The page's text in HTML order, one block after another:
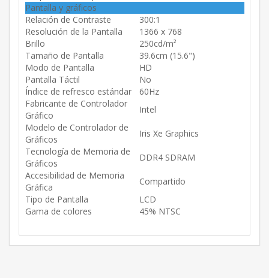
Pantalla y gráficos
Relación de Contraste
300:1
Resolución de la Pantalla
1366 x 768
Brillo
250cd/m²
Tamaño de Pantalla
39.6cm (15.6")
Modo de Pantalla
HD
Pantalla Táctil
No
Índice de refresco estándar
60Hz
Fabricante de Controlador
Gráfico
Intel
Modelo de Controlador de
Gráficos
Iris Xe Graphics
Tecnología de Memoria de
Gráficos
DDR4 SDRAM
Accesibilidad de Memoria
Gráfica
Compartido
Tipo de Pantalla
LCD
Gama de colores
45% NTSC